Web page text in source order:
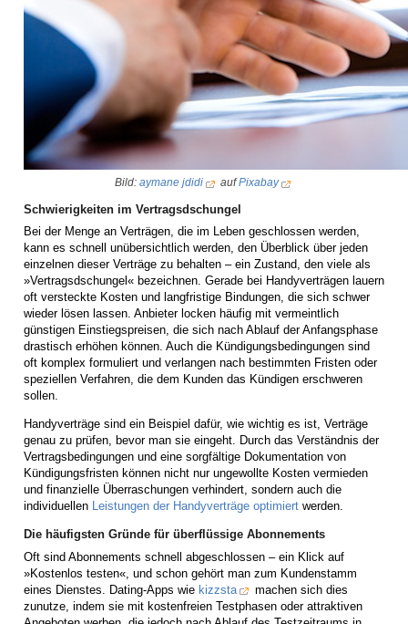
Bild: aymane jdidi aufPixabay
Schwierigkeiten im Vertragsdschungel
Bei der Menge an Verträgen, die im Leben geschlossen werden,
kann es schnell unübersichtlich werden, den Überblick über jeden
einzelnen dieser Verträge zu behalten – ein Zustand, den viele als
»Vertragsdschungel« bezeichnen. Gerade bei Handyverträgen lauern
oft versteckte Kosten und langfristige Bindungen, die sich schwer
wieder lösen lassen. Anbieter locken häufig mit vermeintlich
günstigen Einstiegspreisen, die sich nach Ablauf der Anfangsphase
drastisch erhöhen können. Auch die Kündigungsbedingungen sind
oft komplex formuliert und verlangen nach bestimmten Fristen oder
speziellen Verfahren, die dem Kunden das Kündigen erschweren
sollen.
Handyverträge sind ein Beispiel dafür, wie wichtig es ist, Verträge
genau zu prüfen, bevor man sie eingeht. Durch das Verständnis der
Vertragsbedingungen und eine sorgfältige Dokumentation von
Kündigungsfristen können nicht nur ungewollte Kosten vermieden
und finanzielle Überraschungen verhindert, sondern auch die
individuellen Leistungen der Handyverträge optimiert werden.
Die häufigsten Gründe für überflüssige Abonnements
Oft sind Abonnements schnell abgeschlossen – ein Klick auf
»Kostenlos testen«, und schon gehört man zum Kundenstamm
eines Dienstes. Dating-Apps wie kizzsta
machen sich dies
zunutze, indem sie mit kostenfreien Testphasen oder attraktiven